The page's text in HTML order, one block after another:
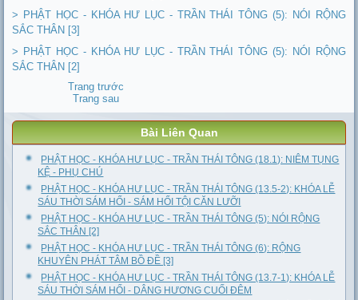
> PHẬT HỌC - KHÓA HƯ LỤC - TRẦN THÁI TÔNG (5): NÓI RỘNG
SẮC THÂN [3]
> PHẬT HỌC - KHÓA HƯ LỤC - TRẦN THÁI TÔNG (5): NÓI RỘNG
SẮC THÂN [2]
Trang trước
Trang sau
Bài Liên Quan
PHẬT HỌC - KHÓA HƯ LỤC - TRẦN THÁI TÔNG (18.1): NIÊM TỤNG
KỆ - PHỤ CHÚ
PHẬT HỌC - KHÓA HƯ LỤC - TRẦN THÁI TÔNG (13.5-2): KHÓA LỄ
SÁU THỜI SÁM HỐI - SÁM HỐI TỘI CĂN LƯỠI
PHẬT HỌC - KHÓA HƯ LỤC - TRẦN THÁI TÔNG (5): NÓI RỘNG
SẮC THÂN [2]
PHẬT HỌC - KHÓA HƯ LỤC - TRẦN THÁI TÔNG (6): RỘNG
KHUYÊN PHÁT TÂM BỒ ĐỀ [3]
PHẬT HỌC - KHÓA HƯ LỤC - TRẦN THÁI TÔNG (13.7-1): KHÓA LỄ
SÁU THỜI SÁM HỐI - DÂNG HƯƠNG CUỐI ĐÊM